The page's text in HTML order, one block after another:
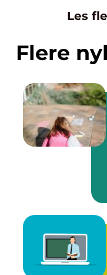
Les
Flere